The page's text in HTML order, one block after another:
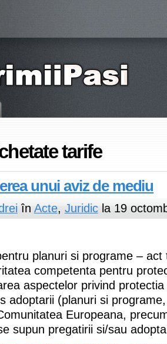
tarife
unui aviz de mediu
în Acte, Juridicla 19
planuri si programe – act
competenta pentru
aspectelor privind
adoptarii (planuri si
Europeana,
supun pregatirii si/sau